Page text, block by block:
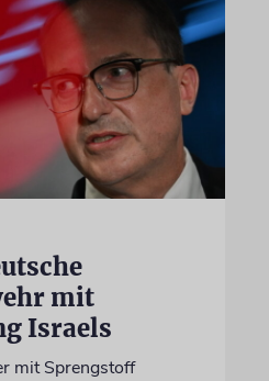
mit
Israels
mit Sprengstoff